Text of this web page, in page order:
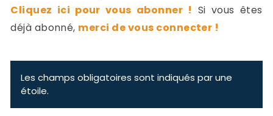
Cliquez ici pour vous abonner ! Si vous êtes
déjà abonné, merci de vous connecter !
Les champs obligatoires sont indiqués par une
étoile.